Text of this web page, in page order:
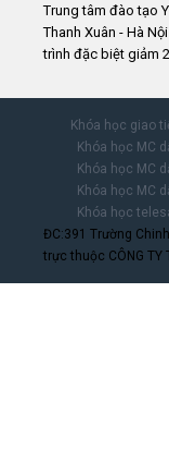
Trung tâm đào tạo
Thanh Xuân - Hà
trình đặc biệt giảm
Khóa học giao
Khóa học MC
Khóa học MC
Khóa học MC
Khóa học
ĐC:391 Trường
trực thuộc CÔNG TY